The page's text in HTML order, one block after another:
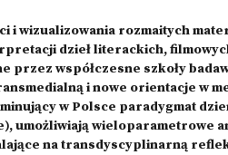
i wizualizowania rozmaitych
dzieł literackich,
przez współczesne szkoły
i nowe orientacje w
w Polsce paradygmat
umożliwiają wieloparametrowe
na transdyscyplinarną